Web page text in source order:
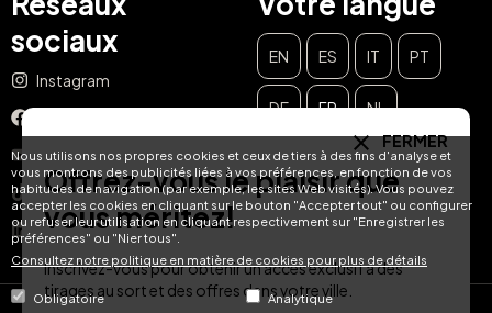
Nous utilisons nos propres cookies et ceux de tiers à des fins d'analyse et
vous montrons des publicités liées à vos préférences, en fonction de vos
habitudes de navigation (par exemple, les sites Web visités). Vous pouvez
accepter les cookies en cliquant sur le bouton "Accepter tout" ou configurer
ou refuser leur utilisation en cliquant respectivement sur "Enregistrer les
préférences" ou "Nier tous".
Consultez notre politique en matière de cookies pour plus de détails
Obligatoire Analytique
sociaux
Instagram
YouTube
TikTok
LinkedIn
EN ES IT PT
DE FR
NL
FERMER
Offrez-vous le plaisir que
vous méritez!
Inscrivez-vous pour obtenir un accès exclusif à des
tirages au sort et des offres dans votre ville.